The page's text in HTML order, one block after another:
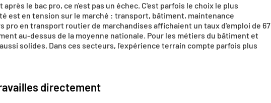
le bac pro, ce n'est pas un échec. C'est parfois le choix le plus
est en tension sur le marché : transport, bâtiment, maintenance
en transport routier de marchandises affichaient un taux d'emploi de 67
au-dessus de la moyenne nationale. Pour les métiers du bâtiment et
solides. Dans ces secteurs, l'expérience terrain compte parfois plus
directement